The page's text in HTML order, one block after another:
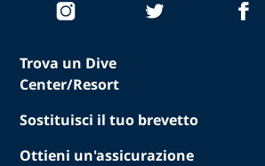
Trova un Dive
Center/Resort
Sostituisci il tuo brevetto
Ottieni un'assicurazione